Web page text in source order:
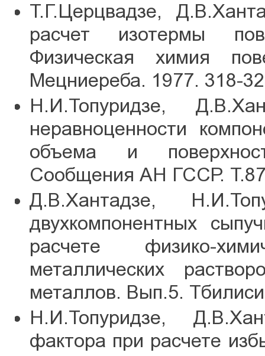
Т.Г.Церцвадзе,
расчет изотермы
Физическая химия
Мецниереба. 1977. 318-
Н.И.Топуридзе,
неравноценности
объема и
Сообщения АН ГССР.
Д.В.Хантадзе,
двухкомпонентных
расчете физико-
металлических
металлов. Вып.5.
Н.И.Топуридзе,
фактора при расчете